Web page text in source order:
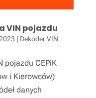
VIN pojazdu
| Dekoder VIN
pojazdu CEPiK
i Kierowców)
danych